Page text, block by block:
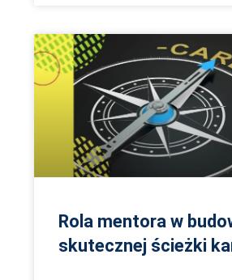
Rola mentora w
skutecznej ścieżki